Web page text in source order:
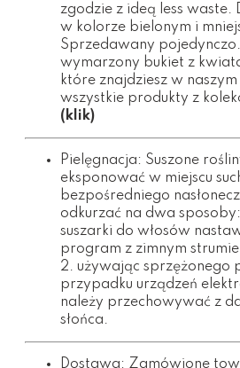
zgodzie z ideą less waste.
w kolorze bielonym i
Sprzedawany
wymarzony bukiet z
które znajdziesz w
wszystkie produkty z
(klik)
Pielęgnacja: Suszone
eksponować w miejscu
bezpośredniego
odkurzać na dwa
suszarki do włosów
program z zimnym
2. używając sprzężonego
przypadku urządzeń
należy przechowywać z
słońca.
Dostawa: Zamówione